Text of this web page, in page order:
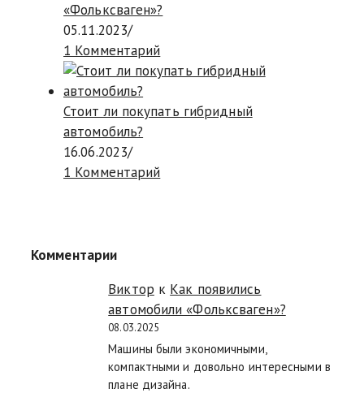
«Фольксваген»?
05.11.2023/
1 Комментарий
Стоит ли покупать гибридный
автомобиль?
16.06.2023/
1 Комментарий
Комментарии
Виктор к Как появились
автомобили «Фольксваген»?
08.03.2025
Машины были экономичными,
компактными и довольно интересными в
плане дизайна.